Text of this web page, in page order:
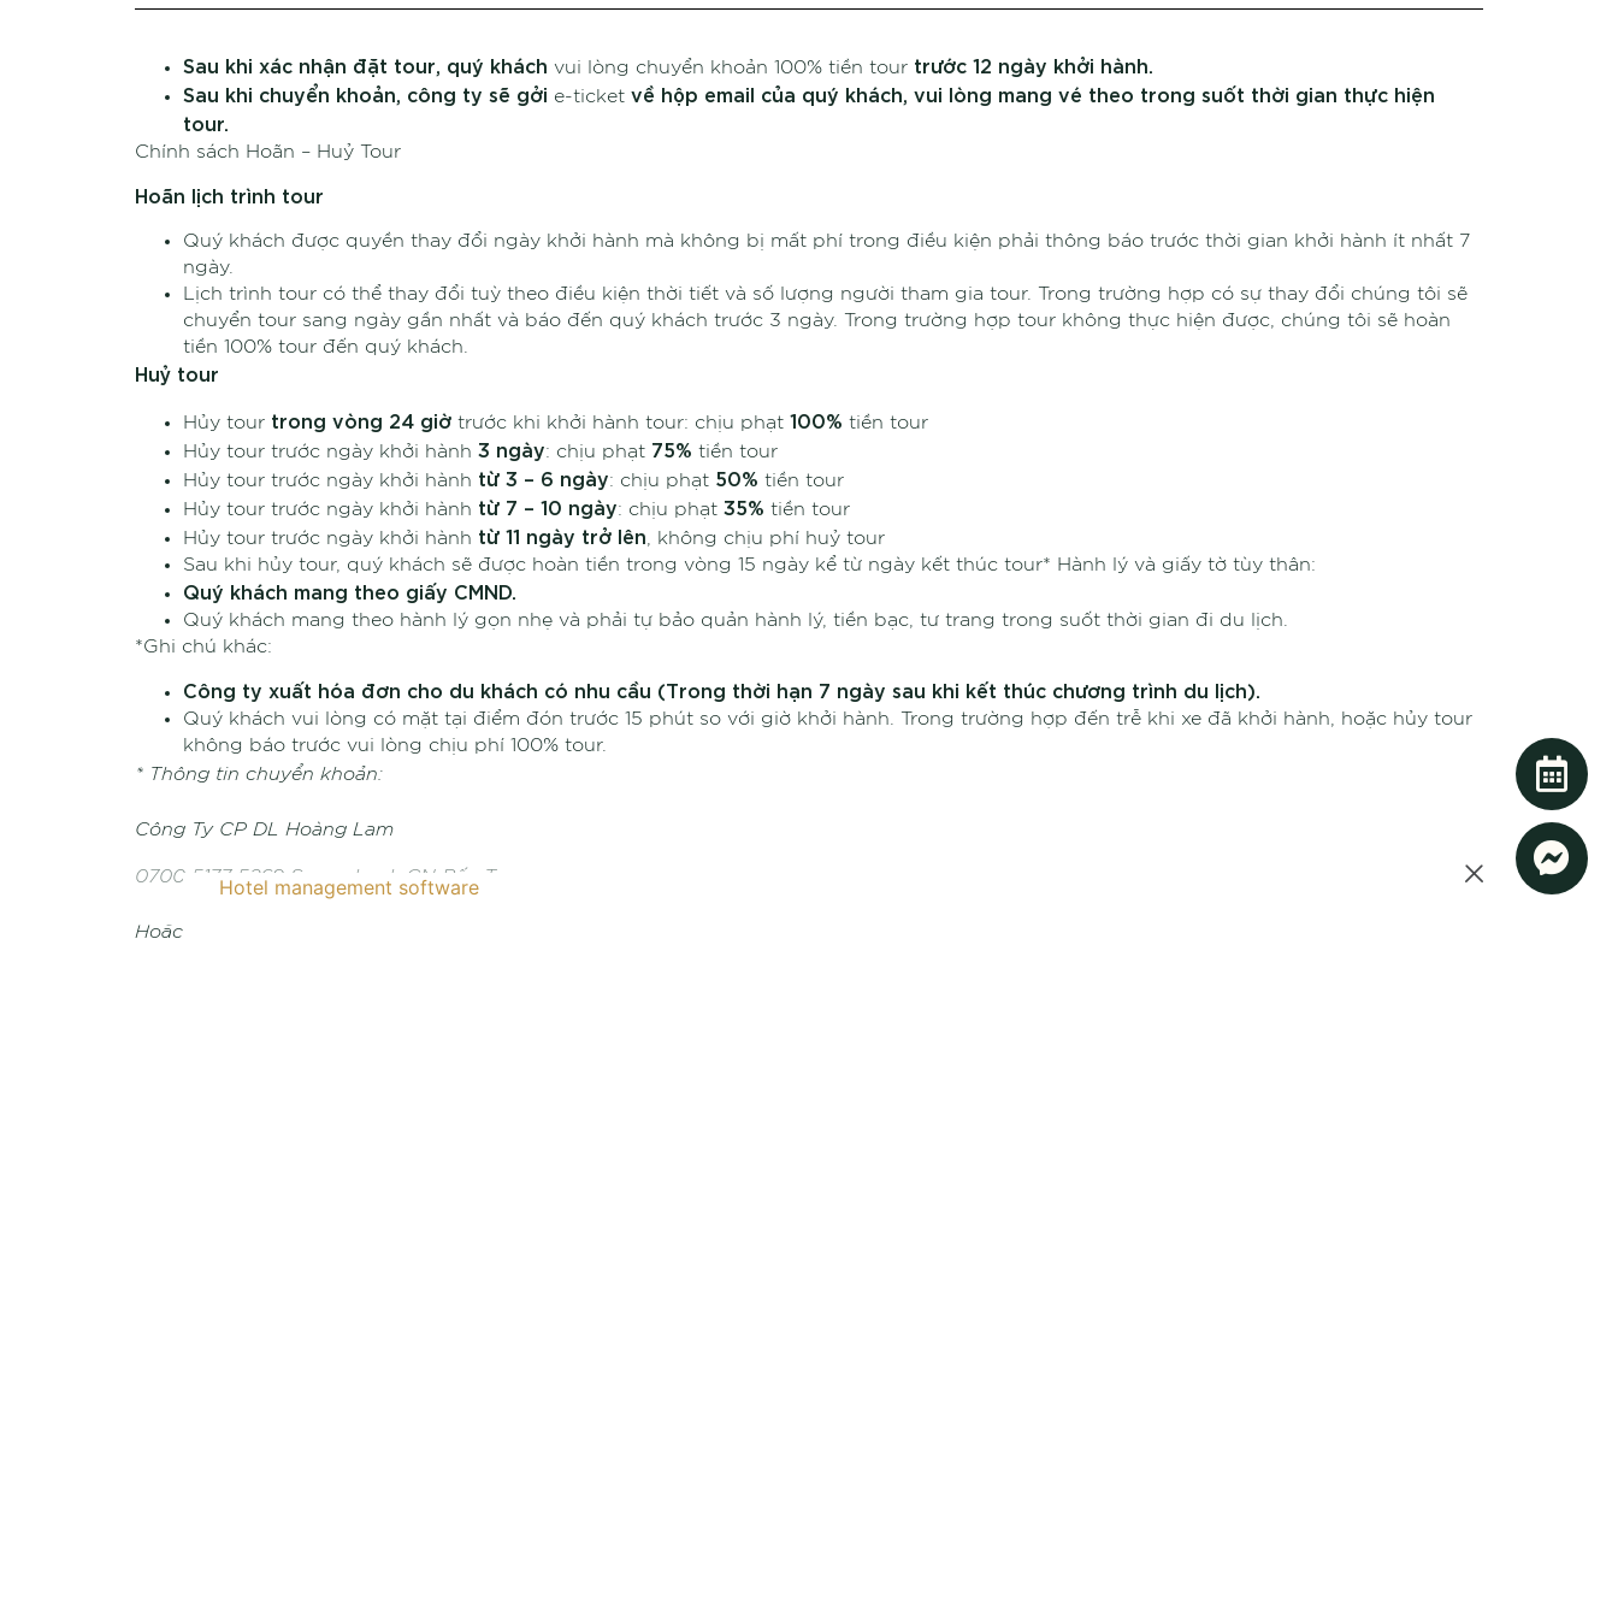
Sau khi xác nhận đặt tour, quý khách vui lòng chuyển khoản 100% tiền tour trước 12 ngày khởi hành.
Sau khi chuyển khoản, công ty sẽ gởi e-ticket về hộp email của quý khách, vui lòng mang vé theo trong suốt thời gian thực hiện
tour.
Chính sách Hoãn – Huỷ Tour
Hoãn lịch trình tour
Quý khách được quyền thay đổi ngày khởi hành mà không bị mất phí trong điều kiện phải thông báo trước thời gian khởi hành ít nhất 7
ngày.
Lịch trình tour có thể thay đổi tuỳ theo điều kiện thời tiết và số lượng người tham gia tour. Trong trường hợp có sự thay đổi chúng tôi sẽ
chuyển tour sang ngày gần nhất và báo đến quý khách trước 3 ngày. Trong trường hợp tour không thực hiện được, chúng tôi sẽ hoàn
tiền 100% tour đến quý khách.
Huỷ tour
Hủy tour trong vòng 24 giờ trước khi khởi hành tour: chịu phạt 100% tiền tour
Hủy tour trước ngày khởi hành 3 ngày: chịu phạt 75% tiền tour
Hủy tour trước ngày khởi hành từ 3 – 6 ngày: chịu phạt 50% tiền tour
Hủy tour trước ngày khởi hành từ 7 – 10 ngày: chịu phạt 35% tiền tour
Hủy tour trước ngày khởi hành từ 11 ngày trở lên , không chịu phí huỷ tour
Sau khi hủy tour, quý khách sẽ được hoàn tiền trong vòng 15 ngày kể từ ngày kết thúc tour* Hành lý và giấy tờ tùy thân:
Quý khách mang theo giấy CMND.
Quý khách mang theo hành lý gọn nhẹ và phải tự bảo quản hành lý, tiền bạc, tư trang trong suốt thời gian đi du lịch.
*Ghi chú khác:
Công ty xuất hóa đơn cho du khách có nhu cầu (Trong thời hạn 7 ngày sau khi kết thúc chương trình du lịch).
Quý khách vui lòng có mặt tại điểm đón trước 15 phút so với giờ khởi hành. Trong trường hợp đến trễ khi xe đã khởi hành, hoặc hủy tour
không báo trước vui lòng chịu phí 100% tour.
* Thông tin chuyển khoản:
Công Ty CP DL Hoàng Lam
0700 5177 5269 Sacombank CN Bến Tre
Hoặc
Hotel management software